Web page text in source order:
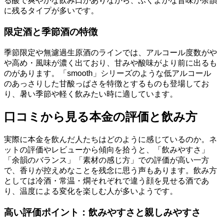
に残るタイプが多いです。
限定酒と季節酒の特徴
季節限定や無濾過生原酒のラインでは、アルコール度数がや
や高め・風味が濃く出ており、甘みや酸味がより前に出るも
のがあります。「smooth」シリーズのような低アルコール
のあっさりした甘酸っぱさを特徴とするものも登場してお
り、暑い季節や軽く飲みたい時に適しています。
口コミから見る本金の評価と飲み方
実際に本金を飲んだ人たちはどのように感じているのか。ネ
ットの評価やレビューから傾向を拾うと、「飲みやすさ」
「余韻のバランス」「素材の感じ方」での評価が高い一方
で、香りが控えめなことを残念に思う声もあります。飲み方
としては冷酒・常温・燗それぞれで違う顔を見せる酒であ
り、温度による変化を楽しむ人が多いようです。
高い評価ポイント：飲みやすさと親しみやすさ